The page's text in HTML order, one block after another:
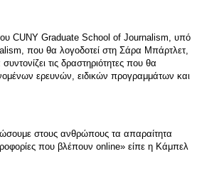
CUNY Graduate School of Journalism, υπό
που θα λογοδοτεί στη Σάρα Μπάρτλετ,
τις δραστηριότητες που θα
ερευνών, ειδικών προγραμμάτων και
στους ανθρώπους τα απαραίτητα
που βλέπουν online» είπε η Κάμπελ